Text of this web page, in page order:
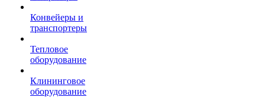
Конвейеры и
транспортеры
Тепловое
оборудование
Клининговое
оборудование